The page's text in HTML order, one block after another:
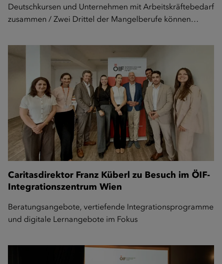
Deutschkursen und Unternehmen mit Arbeitskräftebedarf
zusammen / Zwei Drittel der Mangelberufe können…
Caritasdirektor Franz Küberl zu Besuch im ÖIF-
Integrationszentrum Wien
Beratungsangebote, vertiefende Integrationsprogramme
und digitale Lernangebote im Fokus